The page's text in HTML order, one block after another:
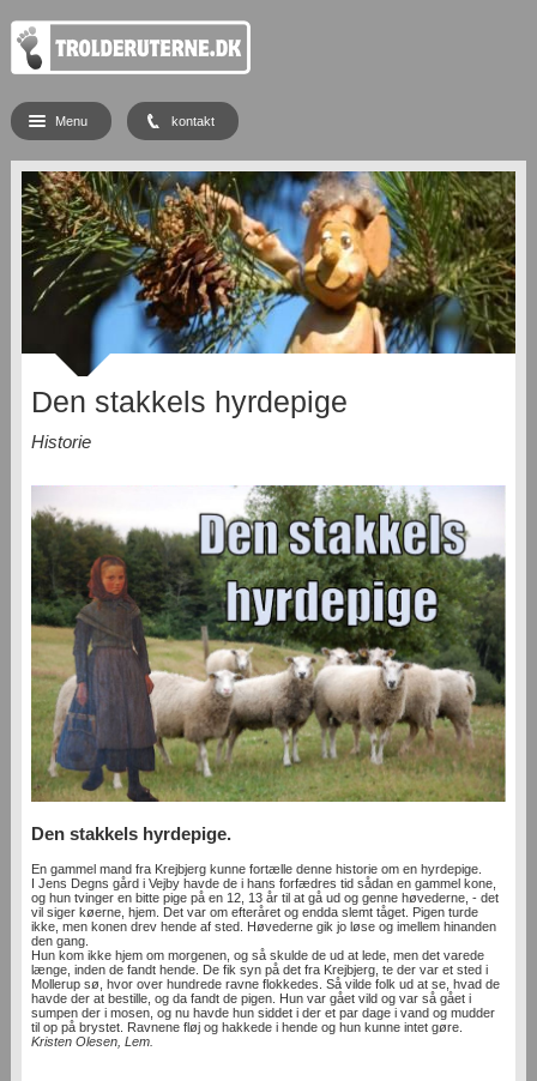
Den stakkels hyrdepige
Historie
Den stakkels hyrdepige.
En gammel mand fra Krejbjerg kunne fortælle denne historie om en hyrdepige.
I Jens Degns gård i Vejby havde de i hans forfædres tid sådan en gammel kone,
og hun tvinger en bitte pige på en 12, 13 år til at gå ud og genne høvederne, - det
vil siger køerne, hjem. Det var om efteråret og endda slemt tåget. Pigen turde
ikke, men konen drev hende af sted. Høvederne gik jo løse og imellem hinanden
den gang.
Hun kom ikke hjem om morgenen, og så skulde de ud at lede, men det varede
længe, inden de fandt hende. De fik syn på det fra Krejbjerg, te der var et sted i
Mollerup sø, hvor over hundrede ravne flokkedes. Så vilde folk ud at se, hvad de
havde der at bestille, og da fandt de pigen. Hun var gået vild og var så gået i
sumpen der i mosen, og nu havde hun siddet i der et par dage i vand og mudder
til op på brystet. Ravnene fløj og hakkede i hende og hun kunne intet gøre.
Kristen Olesen, Lem.
Menu kontakt